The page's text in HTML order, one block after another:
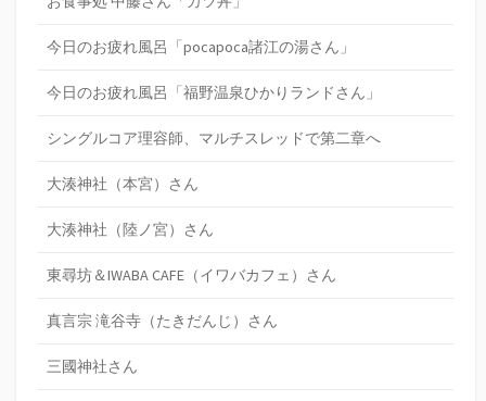
今日のお疲れ風呂「pocapoca諸江の湯さん」
今日のお疲れ風呂「福野温泉ひかりランドさん」
シングルコア理容師、マルチスレッドで第二章へ
大湊神社（本宮）さん
大湊神社（陸ノ宮）さん
東尋坊＆IWABA CAFE（イワバカフェ）さん
真言宗 滝谷寺（たきだんじ）さん
三國神社さん